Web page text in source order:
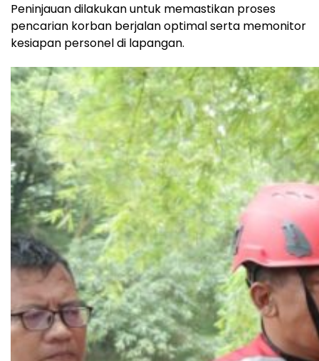
Peninjauan dilakukan untuk memastikan proses
pencarian korban berjalan optimal serta memonitor
kesiapan personel di lapangan.